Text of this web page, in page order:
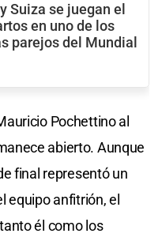
Suiza se juegan el
en uno de los
parejos del Mundial
Pochettino al
abierto. Aunque
final representó un
equipo anfitrión, el
él como los